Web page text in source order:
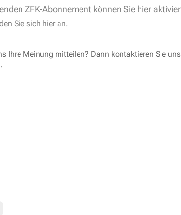
ZFK-Abonnement können Sie hier
Sie sich hier an.
Ihre Meinung mitteilen? Dann kontaktieren Sie
.